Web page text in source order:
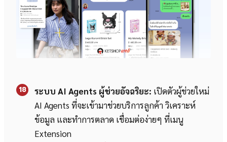
18 ระบบ AI Agents ผู้ช่วยอัจฉริยะ: เปิดตัวผู้ช่วยใหม่
AI Agents ที่จะเข้ามาช่วยบริการลูกค้า วิเคราะห์
ข้อมูล และทำการตลาด เชื่อมต่อง่ายๆ ที่เมนู
Extension